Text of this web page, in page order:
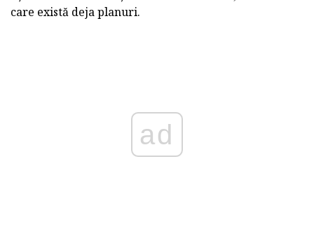
care există deja planuri.
ad